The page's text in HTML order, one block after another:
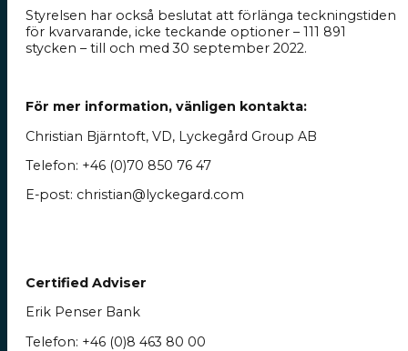
Styrelsen har också beslutat att förlänga teckningstiden
för kvarvarande, icke teckande optioner – 111 891
stycken – till och med 30 september 2022.
För mer information, vänligen kontakta:
Christian Bjärntoft, VD, Lyckegård Group AB
Telefon: +46 (0)70 850 76 47
E-post: christian@lyckegard.com
Certified Adviser
Erik Penser Bank
Telefon: +46 (0)8 463 80 00